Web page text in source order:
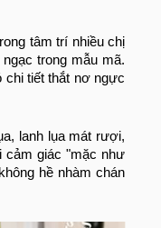
tâm trí nhiều chị
trong mẫu mã.
chi tiết thắt nơ ngực
lanh lụa mát rượi,
cảm giác "mặc như
hề nhàm chán